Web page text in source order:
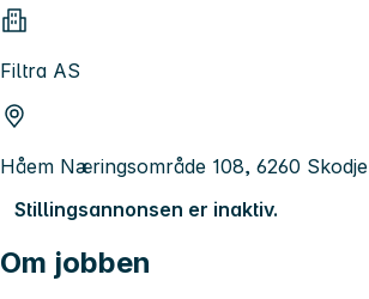
Filtra AS
Håem Næringsområde 108, 6260 Skodje
Stillingsannonsen er inaktiv.
Om jobben